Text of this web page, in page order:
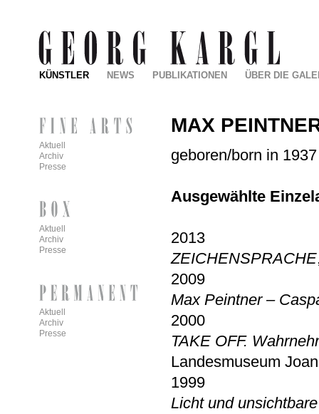
MAX
geboren/born in
Ausgewählte
2013
ZEICHENSPRACHE
2009
Max Peintner –
2000
TAKE OFF.
Landesmuseum
1999
Licht und
KÜNSTLER NEWS PUBLIKATIONEN ÜBER DIE
Aktuell
Archiv
Presse
Aktuell
Archiv
Presse
Aktuell
Archiv
Presse